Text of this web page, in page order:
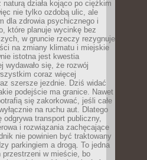
działa kojąco po ciężkim
nie tylko ozdobą ulic, ale
dla zdrowia psychicznego i
które planuje wycinkę bez
w gruncie rzeczy rezygnuje
na zmiany klimatu i miejskie
istotna jest kwestia
wydawało się, że rozwój
coraz więcej
szersze jezdnie. Dziś widać
podejście ma granice. Nawet
się zakorkować, jeśli całe
na ruchu aut. Dlatego
odgrywa transport publiczny,
i rozwiązania zachęcające
nie powinien być traktowany
parkingiem a drogą. To jedna
w mieście, bo